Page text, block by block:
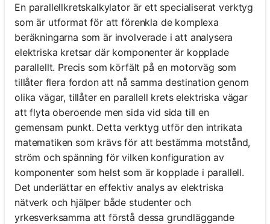
En parallellkretskalkylator är ett specialiserat verktyg
som är utformat för att förenkla de komplexa
beräkningarna som är involverade i att analysera
elektriska kretsar där komponenter är kopplade
parallellt. Precis som körfält på en motorväg som
tillåter flera fordon att nå samma destination genom
olika vägar, tillåter en parallell krets elektriska vägar
att flyta oberoende men sida vid sida till en
gemensam punkt. Detta verktyg utför den intrikata
matematiken som krävs för att bestämma motstånd,
ström och spänning för vilken konfiguration av
komponenter som helst som är kopplade i parallell.
Det underlättar en effektiv analys av elektriska
nätverk och hjälper både studenter och
yrkesverksamma att förstå dessa grundläggande